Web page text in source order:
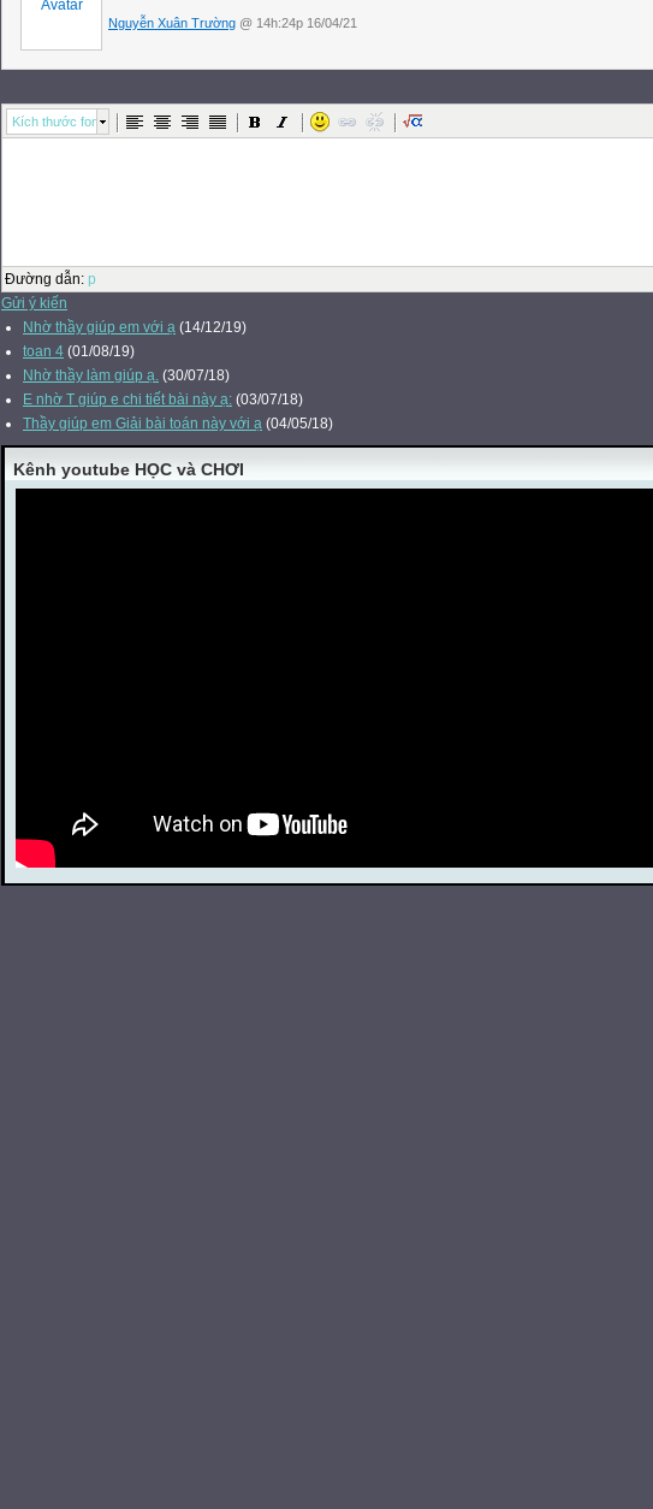
Nguyễn Xuân Trường @ 14h:24p 16/04/21
Kích thước font
Đường dẫn: p
Gửi ý kiến
Nhờ thầy giúp em với ạ (14/12/19)
toan 4 (01/08/19)
Nhờ thầy làm giúp ạ. (30/07/18)
E nhờ T giúp e chi tiết bài này ạ: (03/07/18)
Thầy giúp em Giải bài toán này với ạ (04/05/18)
Kênh youtube HỌC và CHƠI